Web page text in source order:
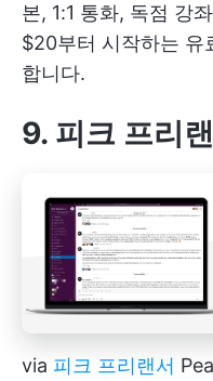
본, 1:1 통화, 독점 강
$20부터 시작하는 유
합니다.
9. 피크 프리
via 피크 프리랜서